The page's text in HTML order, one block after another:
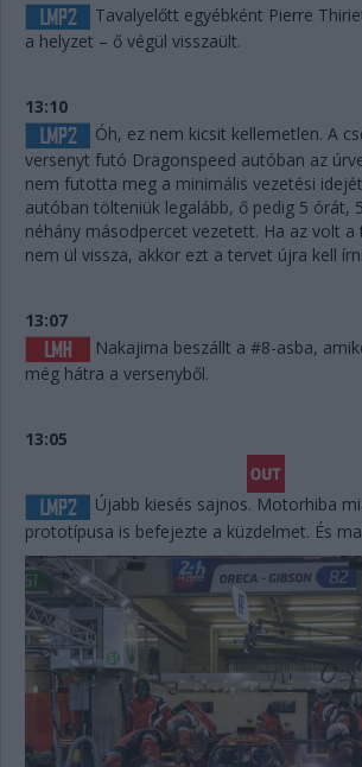
Tavalyelőtt egyébként Pierre
a helyzet – ő végül visszaült.
13:10
Óh, ez nem kicsit kellemetlen. A
versenyt futó Dragonspeed autóban az
nem futotta meg a minimális vezetési
autóban tölteniük legalább, ő pedig 5 órát,
néhány másodpercet vezetett. Ha az volt
nem ül vissza, akkor ezt a tervet újra kell
13:07
Nakajima beszállt a #8-asba,
még hátra a versenyből.
13:05
Újabb kiesés sajnos. Motorhiba
prototípusa is befejezte a küzdelmet. És